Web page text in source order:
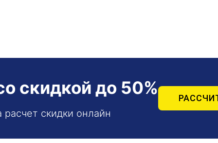
скидкой до 50%
расчет скидки онлайн